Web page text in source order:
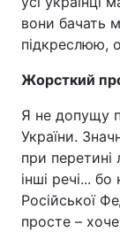
вони бачать
підкреслюю,
Жорсткий
Я не допущу
України.
при перетині
інші речі...
Російської
просте –